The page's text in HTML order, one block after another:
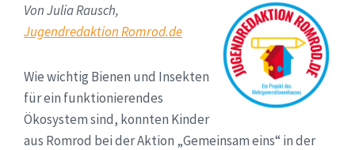
Von Julia Rausch,
Jugendredaktion Romrod.de
Wie wichtig Bienen und Insekten
für ein funktionierendes
Ökosystem sind, konnten Kinder
aus Romrod bei der Aktion „Gemeinsam eins“ in der